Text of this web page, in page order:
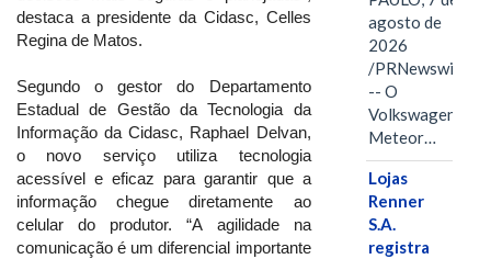
destaca a presidente da Cidasc, Celles
Regina de Matos.
Segundo o gestor do Departamento
Estadual de Gestão da Tecnologia da
Informação da Cidasc, Raphael Delvan,
o novo serviço utiliza tecnologia
acessível e eficaz para garantir que a
informação chegue diretamente ao
celular do produtor. “A agilidade na
comunicação é um diferencial importante
agosto de
2026
/PRNewswire/
-- O
Volkswagen
Meteor…
Lojas
Renner
S.A.
registra